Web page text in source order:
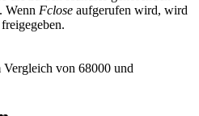
Wenn Fclose aufgerufen wird, wird
von 68000 und